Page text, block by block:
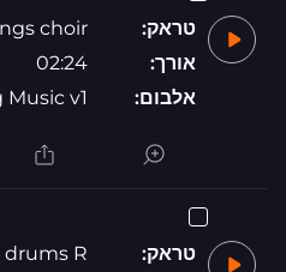
טראק:
choir
אורך:
02:24
אלבום:
v1
טראק:
drums R